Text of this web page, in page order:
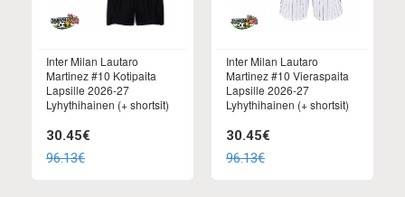
Inter Milan Lautaro
Martinez #10 Kotipaita
Lapsille 2026-27
Lyhythihainen (+ shortsit)
30.45€
96.13€
Inter Milan Lautaro
Martinez #10 Vieraspaita
Lapsille 2026-27
Lyhythihainen (+ shortsit)
30.45€
96.13€